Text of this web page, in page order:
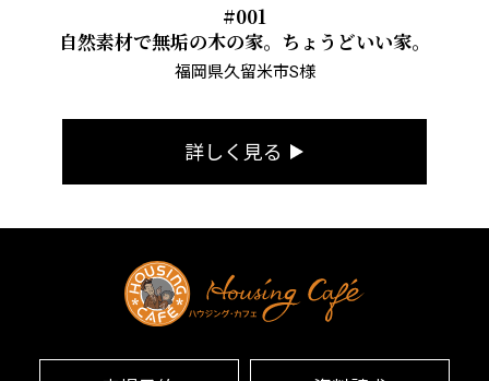
#001
自然素材で無垢の木の家。ちょうどいい家。
福岡県久留米市S様
詳しく見る